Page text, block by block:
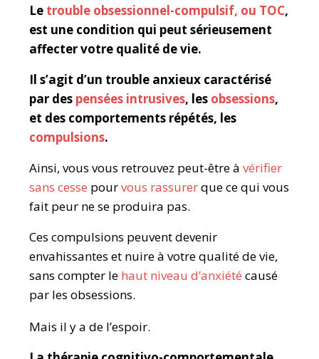
Le trouble obsessionnel-compulsif, ou TOC,
est une condition qui peut sérieusement
affecter votre qualité de vie.
Il s’agit d’un trouble anxieux caractérisé
par des pensées intrusives, les obsessions,
et des comportements répétés, les
compulsions.
Ainsi, vous vous retrouvez peut-être à vérifier
sans cesse pourvous rassurerque ce qui vous
fait peur ne se produira pas.
Ces compulsions peuvent devenir
envahissantes et nuire à votre qualité de vie,
sans compter le haut niveau d’anxiété causé
par les obsessions.
Mais il y a de l’espoir.